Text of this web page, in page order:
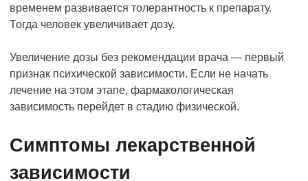
временем развивается толерантность к препарату.
Тогда человек увеличивает дозу.
Увеличение дозы без рекомендации врача — первый
признак психической зависимости. Если не начать
лечение на этом этапе, фармакологическая
зависимость перейдет в стадию физической.
Симптомы лекарственной
зависимости